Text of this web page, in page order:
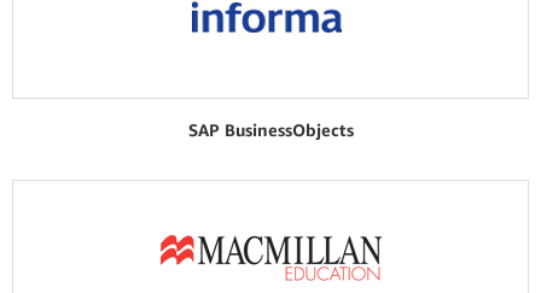
SAP BusinessObjects